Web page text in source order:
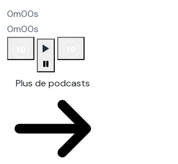
0m00s
0m00s
Plus de podcasts